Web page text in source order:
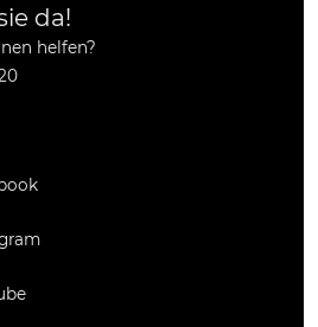
da!
helfen?